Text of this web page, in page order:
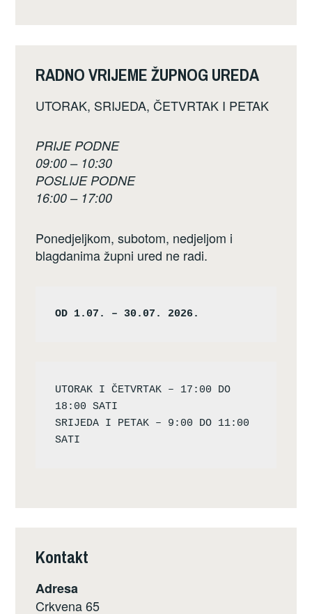
RADNO VRIJEME ŽUPNOG UREDA
UTORAK, SRIJEDA, ČETVRTAK I PETAK
PRIJE PODNE
09:00 – 10:30
POSLIJE PODNE
16:00 – 17:00
Ponedjeljkom, subotom, nedjeljom i
blagdanima župni ured ne radi.
OD 1.07. – 30.07. 2026.
UTORAK I ČETVRTAK – 17:00 DO
18:00 SATI
SRIJEDA I PETAK – 9:00 DO 11:00
Kontakt
Adresa
Crkvena 65